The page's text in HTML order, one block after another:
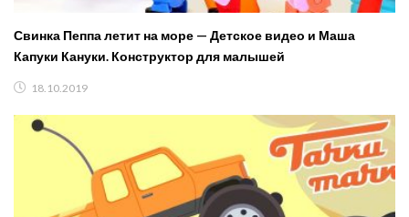
Свинка Пеппа летит на море — Детское видео и Маша
Капуки Кануки. Конструктор для малышей
18.10.2019